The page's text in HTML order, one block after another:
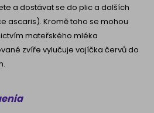
a dostávat se do plic a dalších
ascaris). Kromě toho se mohou
mateřského mléka
zvíře vylučuje vajíčka červů do